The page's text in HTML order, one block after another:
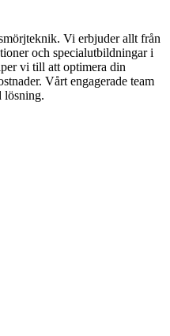
Vi erbjuder allt från
och specialutbildningar i
vi till att optimera din
Vårt engagerade team
lösning.